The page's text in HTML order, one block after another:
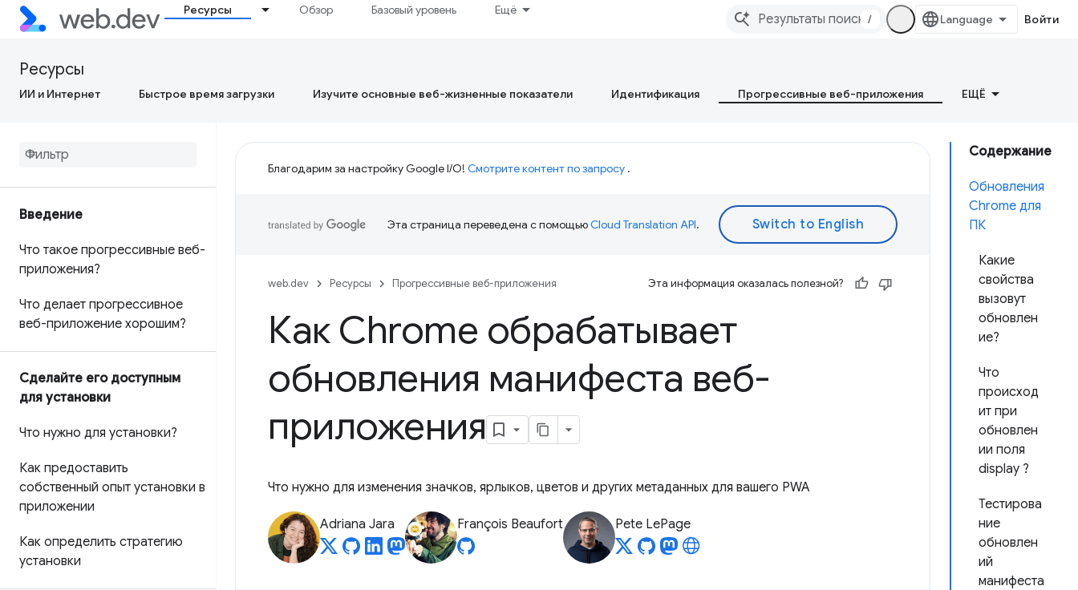
Ресурсы Обзор Базовый уровень Ещё
/ Войти
Ресурсы
ИИ и Интернет Быстрое время загрузки Изучите основные веб-жизненные показатели Идентификация Прогрессивные веб-приложения ЕЩЁ
Введение
Что такое прогрессивные веб-
приложения?
Что делает прогрессивное
веб-приложение хорошим?
Сделайте его доступным
для установки
Что нужно для установки?
Как предоставить
собственный опыт установки в
приложении
Как определить стратегию
установки
Содержание
Обновления
Chrome для
ПК
Какие
свойства
вызовут
обновлен
ие?
Что
происход
ит при
обновлен
ии поля
display ?
Тестирова
ние
обновлен
ий
манифеста
Благодарим за настройку Google I/O! Смотрите контент по запросу .
Эта страница переведена с помощьюCloud Translation API.
web.dev Ресурсы Прогрессивные веб-приложения Эта информация оказалась полезной?
Как Chrome обрабатывает
обновления манифеста веб-
приложения
Что нужно для изменения значков, ярлыков, цветов и других метаданных для вашего PWA
Adriana Jara François Beaufort Pete LePage